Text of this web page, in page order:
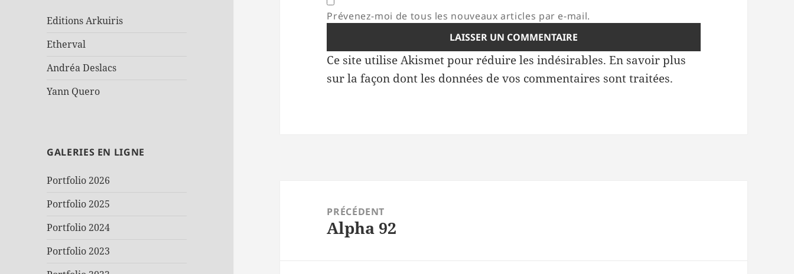
Editions Arkuiris
Etherval
Andréa Deslacs
Yann Quero
GALERIES EN LIGNE
Portfolio 2026
Portfolio 2025
Portfolio 2024
Portfolio 2023
Prévenez-moi de tous les nouveaux articles par e-mail.
Ce site utilise Akismet pour réduire les indésirables.En savoir plus
sur la façon dont les données de vos commentaires sont traitées.
PRÉCÉDENT
Article
Alpha 92